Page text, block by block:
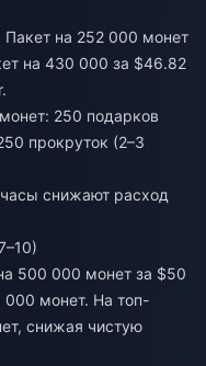
на 252 000 монет
на 430 000 за $46.82
250 подарков
прокруток (2–3
снижают расход
500 000 монет за $50
000 монет. На топ-
снижая чистую